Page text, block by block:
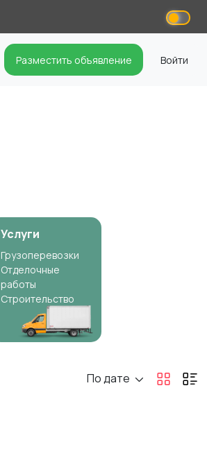
Разместить объявление Войти
Услуги
Грузоперевозки
Отделочные
работы
Строительство
По дате